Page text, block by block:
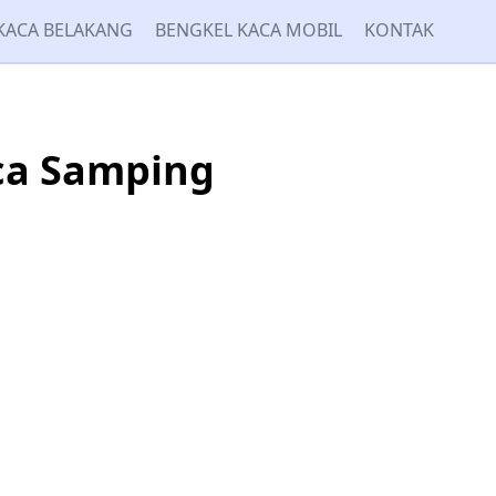
BELAKANG BENGKEL KACA MOBIL KONTAK
Samping